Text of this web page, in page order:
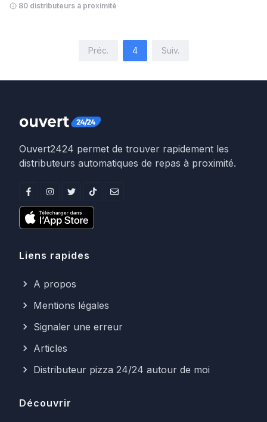
80 distributeurs à proximité
Préc. 4 Suiv.
Ouvert2424 permet de trouver rapidement les
distributeurs automatiques de repas à proximité.
Liens rapides
A propos
Mentions légales
Signaler une erreur
Articles
Distributeur pizza 24/24 autour de moi
Découvrir